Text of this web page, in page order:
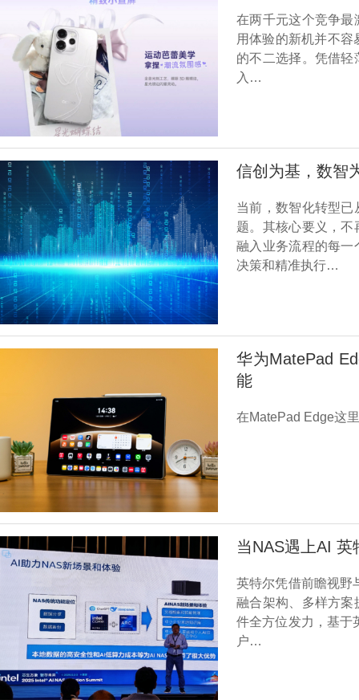
在两千元这个竞争最
用体验的新机并不容
的不二选择。凭借
入…
信创为基，数智
当前，数智化转型
题。其核心要义，
融入业务流程的每一
决策和精准执行…
华为MatePad
能
在MatePad Edge这
当NAS遇上AI
英特尔凭借前瞻视野
融合架构、多样方案
件全方位发力，基于
户…